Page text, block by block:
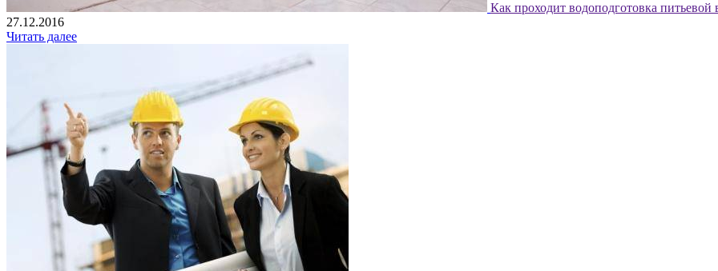
Как проходит водоподготовка питьевой
27.12.2016
Читать далее